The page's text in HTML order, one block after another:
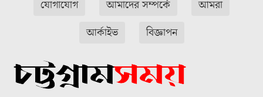
যোগাযোগ
আমাদের সম্পর্কে
আমরা
আর্কাইভ
বিজ্ঞাপন